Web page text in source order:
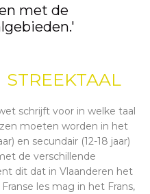
met de
schrijft voor in welke taal
moeten worden in het
en secundair (12-18 jaar)
de verschillende
dit dat in Vlaanderen het
les mag in het Frans,